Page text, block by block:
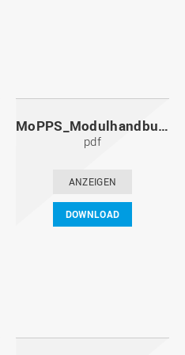
MoPPS_Modulhandbuch_20120601.pdf
pdf
ANZEIGEN
DOWNLOAD